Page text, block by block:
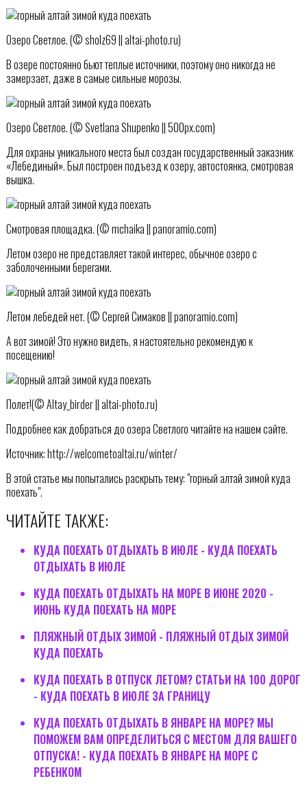
Озеро Светлое. (© sholz69 || altai-photo.ru)
В озере постоянно бьют теплые источники, поэтому оно никогда не
замерзает, даже в самые сильные морозы.
Озеро Светлое. (© Svetlana Shupenko || 500px.com)
Для охраны уникального места был создан государственный заказник
«Лебединый». Был построен подъезд к озеру, автостоянка, смотровая
вышка.
Смотровая площадка. (© mchaika || panoramio.com)
Летом озеро не представляет такой интерес, обычное озеро с
заболоченными берегами.
Летом лебедей нет. (© Сергей Симаков || panoramio.com)
А вот зимой! Это нужно видеть, я настоятельно рекомендую к
посещению!
Полет!(© Altay_birder || altai-photo.ru)
Подробнее как добраться до озера Светлого читайте на нашем сайте.
Источник: http://welcometoaltai.ru/winter/
В этой статье мы попытались раскрыть тему: "горный алтай зимой куда
поехать".
ЧИТАЙТЕ ТАКЖЕ:
КУДА ПОЕХАТЬ ОТДЫХАТЬ В ИЮЛЕ - КУДА ПОЕХАТЬ
ОТДЫХАТЬ В ИЮЛЕ
КУДА ПОЕХАТЬ ОТДЫХАТЬ НА МОРЕ В ИЮНЕ 2020 -
ИЮНЬ КУДА ПОЕХАТЬ НА МОРЕ
ПЛЯЖНЫЙ ОТДЫХ ЗИМОЙ - ПЛЯЖНЫЙ ОТДЫХ ЗИМОЙ
КУДА ПОЕХАТЬ
КУДА ПОЕХАТЬ В ОТПУСК ЛЕТОМ? СТАТЬИ НА 100 ДОРОГ
- КУДА ПОЕХАТЬ В ИЮЛЕ ЗА ГРАНИЦУ
КУДА ПОЕХАТЬ ОТДЫХАТЬ В ЯНВАРЕ НА МОРЕ? МЫ
ПОМОЖЕМ ВАМ ОПРЕДЕЛИТЬСЯ С МЕСТОМ ДЛЯ ВАШЕГО
ОТПУСКА! - КУДА ПОЕХАТЬ В ЯНВАРЕ НА МОРЕ С
РЕБЕНКОМ